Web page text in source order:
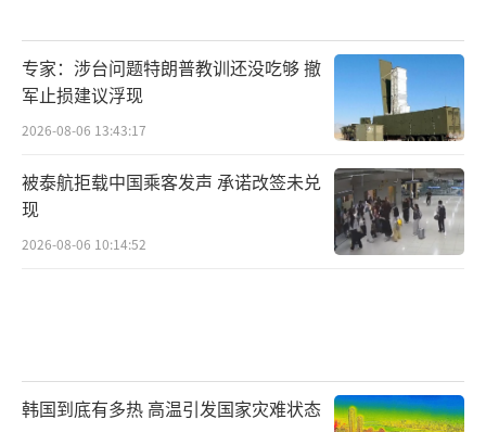
专家：涉台问题特朗普教训还没吃够 撤
军止损建议浮现
2026-08-06 13:43:17
被泰航拒载中国乘客发声 承诺改签未兑
现
2026-08-06 10:14:52
韩国到底有多热 高温引发国家灾难状态